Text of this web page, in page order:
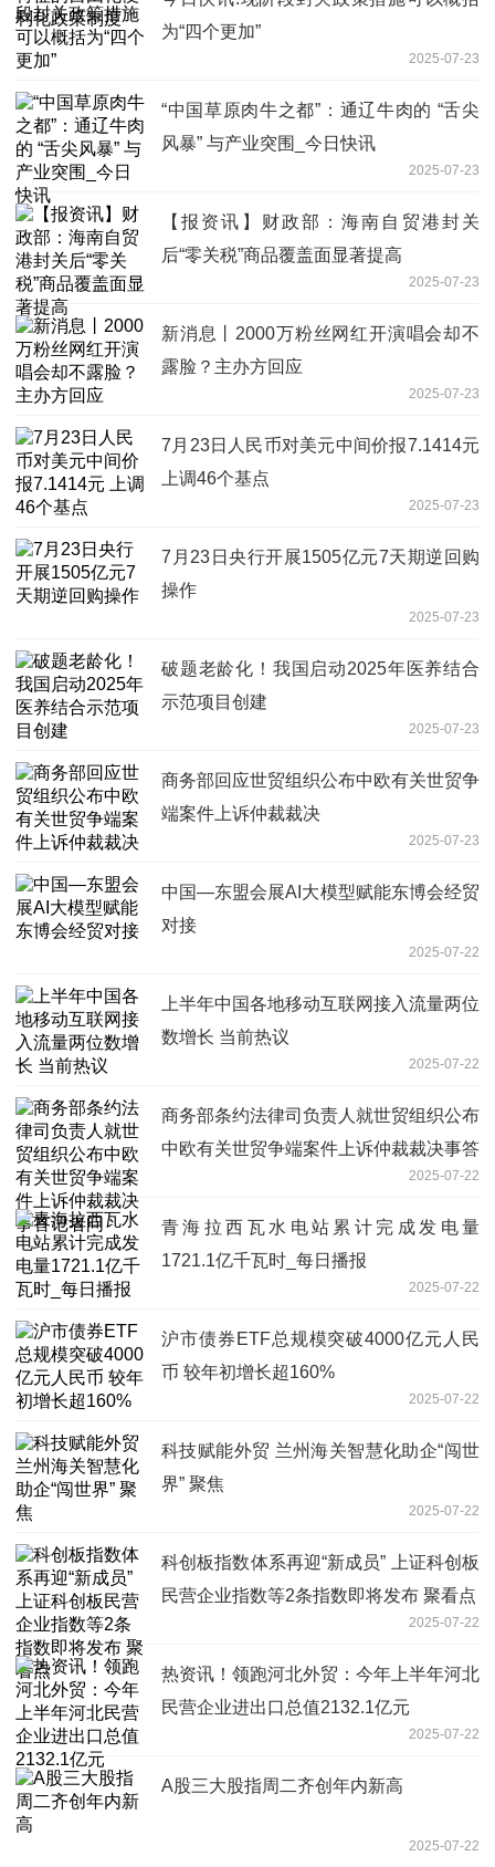
为“四个更加”
2025-07-23
“中国草原肉牛之都”：通辽牛肉的 “舌尖
风暴” 与产业突围_今日快讯
2025-07-23
【报资讯】财政部：海南自贸港封关
后“零关税”商品覆盖面显著提高
2025-07-23
新消息丨2000万粉丝网红开演唱会却不
露脸？主办方回应
2025-07-23
7月23日人民币对美元中间价报7.1414元
上调46个基点
2025-07-23
7月23日央行开展1505亿元7天期逆回购
操作
2025-07-23
破题老龄化！我国启动2025年医养结合
示范项目创建
2025-07-23
商务部回应世贸组织公布中欧有关世贸争
端案件上诉仲裁裁决
2025-07-23
中国—东盟会展AI大模型赋能东博会经贸
对接
2025-07-22
上半年中国各地移动互联网接入流量两位
数增长 当前热议
2025-07-22
商务部条约法律司负责人就世贸组织公布
中欧有关世贸争端案件上诉仲裁裁决事答
2025-07-22
青海拉西瓦水电站累计完成发电量
1721.1亿千瓦时_每日播报
2025-07-22
沪市债券ETF总规模突破4000亿元人民
币 较年初增长超160%
2025-07-22
科技赋能外贸 兰州海关智慧化助企“闯世
界” 聚焦
2025-07-22
科创板指数体系再迎“新成员” 上证科创板
民营企业指数等2条指数即将发布 聚看点
2025-07-22
热资讯！领跑河北外贸：今年上半年河北
民营企业进出口总值2132.1亿元
2025-07-22
A股三大股指周二齐创年内新高
2025-07-22